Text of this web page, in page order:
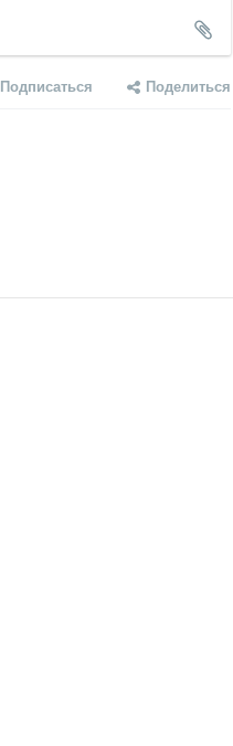
Подписаться Поделиться